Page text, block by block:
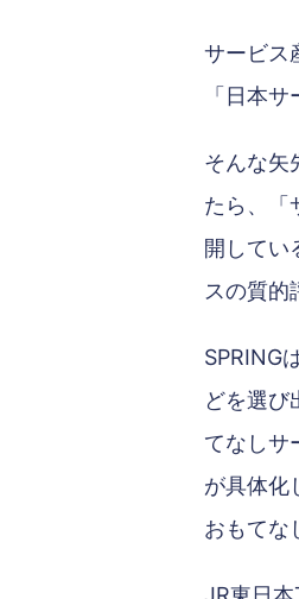
サービス
「日本
そんな矢
たら、「
開してい
スの質的
SPRING
どを選び
てなしサ
が具体化
おもてな